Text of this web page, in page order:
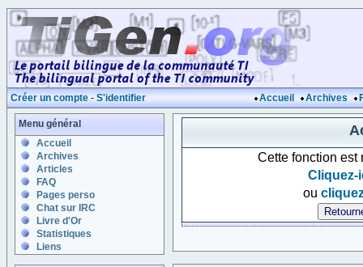
Créer un compte - S'identifier Accueil Archives
Menu général
Accueil
Archives
Articles
FAQ
Pages perso
Chat sur IRC
Livre d'Or
Statistiques
Liens
Cette fonction est
Cliquez-
ou